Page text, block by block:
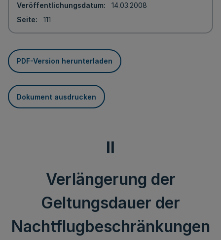
Veröffentlichungsdatum
14.03.2008
Seite
111
PDF-Version herunterladen
Dokument ausdrucken
II
Verlängerung der
Geltungsdauer der
Nachtflugbeschränkungen